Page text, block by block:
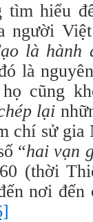
hiểu
người
là hành
là
cũng
lại
chí sử gia
“hai vạn
(thời
nơi đến